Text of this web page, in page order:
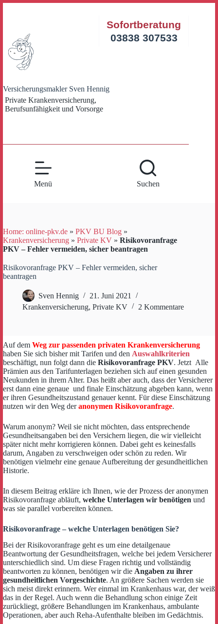
Versicherungsmakler Sven Hennig
Private Krankenversicherung,
Berufsunfähigkeit und Vorsorge
Sofortberatung
03838 307533
Menü Suchen
Home: online-pkv.de » PKV BU Blog »
Krankenversicherung » Private KV » Risikovoranfrage
PKV – Fehler vermeiden, sicher beantragen
Risikovoranfrage PKV – Fehler vermeiden, sicher
beantragen
Sven Hennig
21. Juni 2021
Krankenversicherung, Private KV 2 Kommentare
Auf dem Weg zur passenden privaten Krankenversicherung
haben Sie sich bisher mit Tarifen und den Auswahlkriterien
beschäftigt, nun folgt dann die Risikovoranfrage PKV. Jetzt Alle
Prämien aus den Tarifunterlagen beziehen sich auf einen gesunden
Neukunden in ihrem Alter. Das heißt aber auch, dass der Versicherer
erst dann eine genaue und finale Einschätzung abgeben kann, wenn
er ihren Gesundheitszustand genauer kennt. Für diese Einschätzung
nutzen wir den Weg deranonymen Risikovoranfrage.
Warum anonym? Weil sie nicht möchten, dass entsprechende
Gesundheitsangaben bei den Versichern liegen, die wir vielleicht
später nicht mehr korrigieren können. Dabei geht es keinesfalls
darum, Angaben zu verschweigen oder schön zu reden. Wir
benötigen vielmehr eine genaue Aufbereitung der gesundheitlichen
Historie.
In diesem Beitrag erkläre ich Ihnen, wie der Prozess der anonymen
Risikovoranfrage abläuft, welche Unterlagen wir benötigen und
was sie parallel vorbereiten können.
Risikovoranfrage – welche Unterlagen benötigen Sie?
Bei der Risikovoranfrage geht es um eine detailgenaue
Beantwortung der Gesundheitsfragen, welche bei jedem Versicherer
unterschiedlich sind. Um diese Fragen richtig und vollständig
beantworten zu können, benötigen wir die Angaben zu ihrer
gesundheitlichen Vorgeschichte. An größere Sachen werden sie
sich meist direkt erinnern. Wer einmal im Krankenhaus war, der weiß
das in der Regel. Auch wenn die Behandlung schon einige Zeit
zurückliegt, größere Behandlungen im Krankenhaus, ambulante
Operationen, aber auch Reha-Aufenthalte bleiben im Gedächtnis.